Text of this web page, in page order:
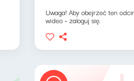
Uwaga! Aby obejrzeć ten
wideo - zaloguj się.